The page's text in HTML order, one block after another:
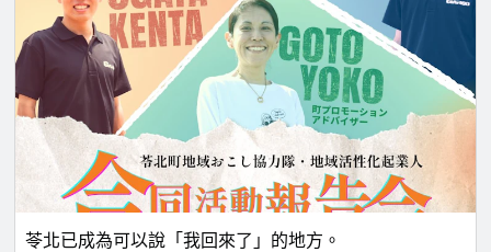
苓北已成為可以說「我回來了」的地方。